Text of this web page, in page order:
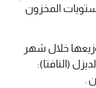
المخزون
خلال شهر
البنزين : 24,187,000 لتر ، ووقود الديزل (النافتا):